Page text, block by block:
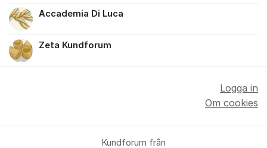
Accademia Di Luca
Zeta Kundforum
Kundforum från
Logga in
Om cookies